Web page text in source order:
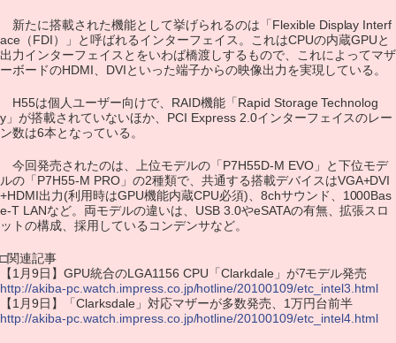
新たに搭載された機能として挙げられるのは「Flexible Display Interf
ace（FDI）」と呼ばれるインターフェイス。これはCPUの内蔵GPUと
出力インターフェイスとをいわば橋渡しするもので、これによってマザ
ーボードのHDMI、DVIといった端子からの映像出力を実現している。
H55は個人ユーザー向けで、RAID機能「Rapid Storage Technolog
y」が搭載されていないほか、PCI Express 2.0インターフェイスのレー
ン数は6本となっている。
今回発売されたのは、上位モデルの「P7H55D-M EVO」と下位モデ
ルの「P7H55-M PRO」の2種類で、共通する搭載デバイスはVGA+DVI
+HDMI出力(利用時はGPU機能内蔵CPU必須)、8chサウンド、1000Bas
e-T LANなど。両モデルの違いは、USB 3.0やeSATAの有無、拡張スロ
ットの構成、採用しているコンデンサなど。
□関連記事
【1月9日】GPU統合のLGA1156 CPU「Clarkdale」が7モデル発売
http://akiba-pc.watch.impress.co.jp/hotline/20100109/etc_intel3.html
【1月9日】「Clarksdale」対応マザーが多数発売、1万円台前半
http://akiba-pc.watch.impress.co.jp/hotline/20100109/etc_intel4.html